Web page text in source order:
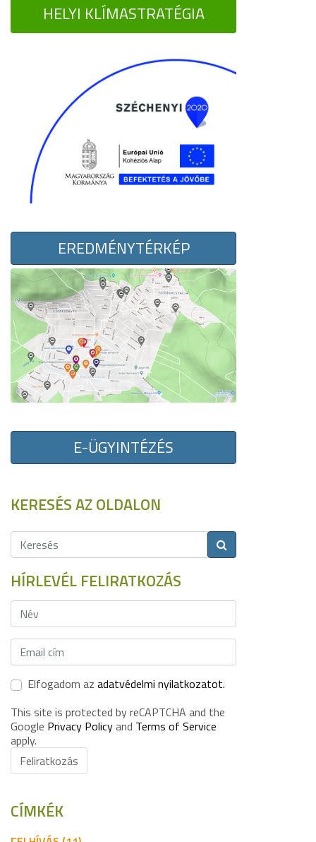
HELYI KLÍMASTRATÉGIA
EREDMÉNYTÉRKÉP
E-ÜGYINTÉZÉS
KERESÉS AZ OLDALON
HÍRLEVÉL FELIRATKOZÁS
Elfogadom az adatvédelmi nyilatkozatot.
This site is protected by reCAPTCHA and the
Google Privacy Policyand Terms of Service
apply.
Feliratkozás
CÍMKÉK